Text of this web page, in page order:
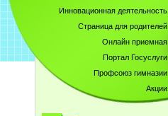
Инновационная деятельность
Страница для родителей
Онлайн приемная
Портал Госуслуги
Профсоюз гимназии
Акции